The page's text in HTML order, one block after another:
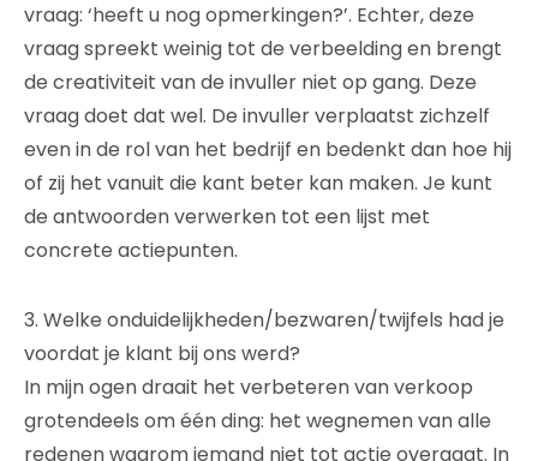
vraag: ‘heeft u nog opmerkingen?’. Echter, deze
vraag spreekt weinig tot de verbeelding en brengt
de creativiteit van de invuller niet op gang. Deze
vraag doet dat wel. De invuller verplaatst zichzelf
even in de rol van het bedrijf en bedenkt dan hoe hij
of zij het vanuit die kant beter kan maken. Je kunt
de antwoorden verwerken tot een lijst met
concrete actiepunten.
3. Welke onduidelijkheden/bezwaren/twijfels had je
voordat je klant bij ons werd?
In mijn ogen draait het verbeteren van verkoop
grotendeels om één ding: het wegnemen van alle
redenen waarom iemand niet tot actie overgaat. In